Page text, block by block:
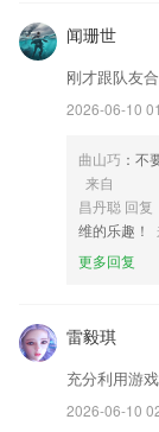
c7麻将胡了下
新增小数点位数设置
防撤回功能可设置
让你不错过心仪职位
电站搜索优化，提
支持最新的 SoC
以到应用商店进行
品进行优化修改。
闻珊世
刚才跟队友
2026-06-10
曲山巧 ：不
来自
昌丹聪 回
维的乐趣！
更多回复
雷毅琪
充分利用游
2026-06-10